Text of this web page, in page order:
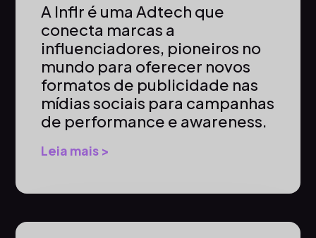
A Inflr é uma Adtech que
conecta marcas a
influenciadores, pioneiros no
mundo para oferecer novos
formatos de publicidade nas
mídias sociais para campanhas
de performance e awareness.
Leia mais >